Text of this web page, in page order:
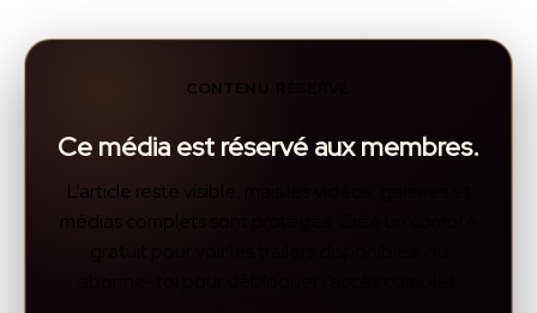
CONTENU RÉSERVÉ
Ce média est réservé aux membres.
L’article reste visible, mais les vidéos, galeries et
médias complets sont protégés. Crée un compte
gratuit pour voir les trailers disponibles, ou